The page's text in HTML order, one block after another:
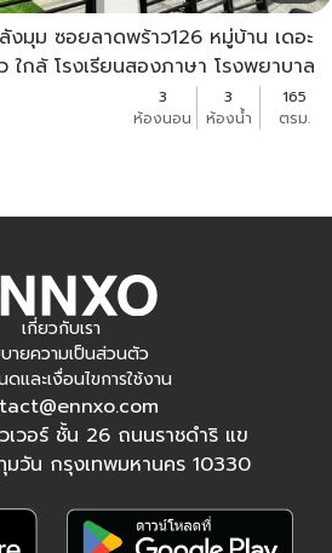
งมุม ซอยลาดพร้าว126 หมู่บ้าน เดอะ
กล้ โรงเรียนสองภาษา โรงพยาบาล
3
ห้องนอน
3
ห้องน้ำ
165
ตรม.
เกี่ยวกับเรา
ายความเป็นส่วนตัว
และเงื่อนไขการใช้งาน
เวอร์ ชั้น 26 ถนนราชดำริ แข
วัน กรุงเทพมหานคร 10330